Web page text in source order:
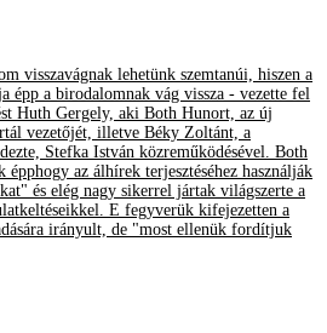
visszavágnak lehetünk szemtanúi, hiszen a
épp a birodalomnak vág vissza - vezette fel
Huth Gergely, aki Both Hunort, az új
vezetőjét, illetve Béky Zoltánt, a
Stefka István közreműködésével. Both
épphogy az álhírek terjesztéséhez használják
és elég nagy sikerrel jártak világszerte a
E fegyverük kifejezetten a
irányult, de "most ellenük fordítjuk